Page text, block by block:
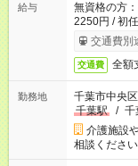
給与
無資格の方
2250円 / 初
交通費別
交通費 全額
勤務地
千葉市中央区
千葉駅
/ 千
介護施設
相談ください